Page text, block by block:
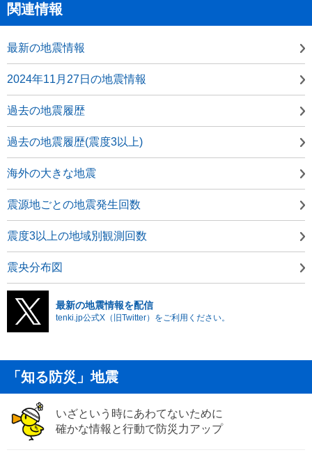
関連情報
最新の地震情報
2024年11月27日の地震情報
過去の地震履歴
過去の地震履歴(震度3以上)
海外の大きな地震
震源地ごとの地震発生回数
震度3以上の地域別観測回数
震央分布図
最新の地震情報を配信
tenki.jp公式X（旧Twitter）をご利用ください。
「知る防災」地震
いざという時にあわてないために
確かな情報と行動で防災力アップ